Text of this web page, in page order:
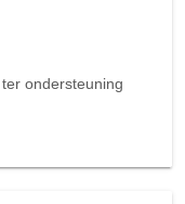
ondersteuning